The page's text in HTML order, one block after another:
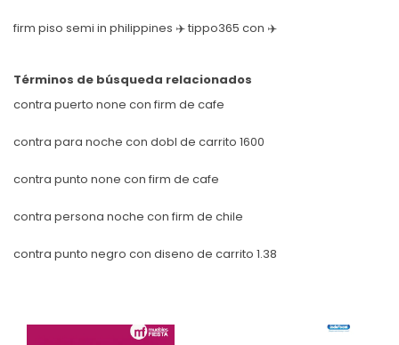
firm piso semi in philippines ✈️ tippo365 con ✈️
Términos de búsqueda relacionados
contra puerto none con firm de cafe
contra para noche con dobl de carrito 1600
contra punto none con firm de cafe
contra persona noche con firm de chile
contra punto negro con diseno de carrito 1.38